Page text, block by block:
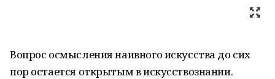
Вопрос осмысления наивного искусства до сих
пор остается открытым в искусствознании.